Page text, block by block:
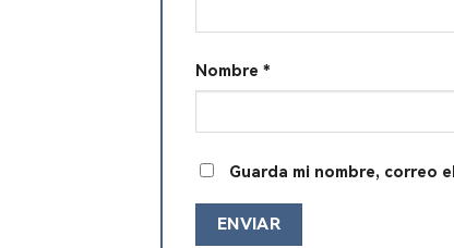
Nombre *
Guarda mi nombre, correo